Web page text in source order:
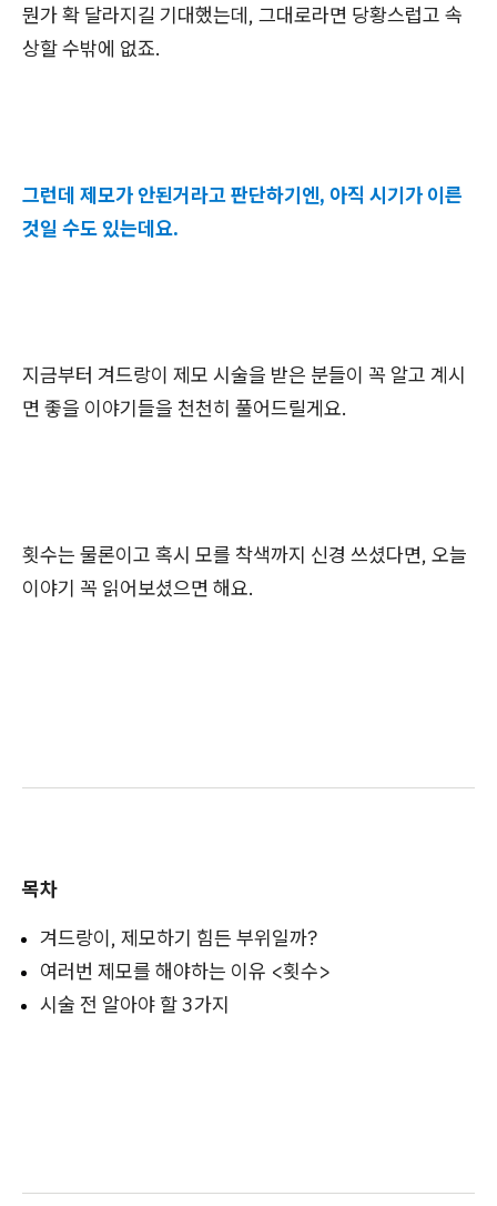
뭔가 확 달라지길 기대했는데, 그대로라면 당황스럽고 속
상할 수밖에 없죠.
그런데 제모가 안된거라고 판단하기엔, 아직 시기가 이른
것일 수도 있는데요.
지금부터 겨드랑이 제모 시술을 받은 분들이 꼭 알고 계시
면 좋을 이야기들을 천천히 풀어드릴게요.
횟수는 물론이고 혹시 모를 착색까지 신경 쓰셨다면, 오늘
이야기 꼭 읽어보셨으면 해요.
목차
겨드랑이, 제모하기 힘든 부위일까?
여러번 제모를 해야하는 이유 <횟수>
시술 전 알아야 할 3가지